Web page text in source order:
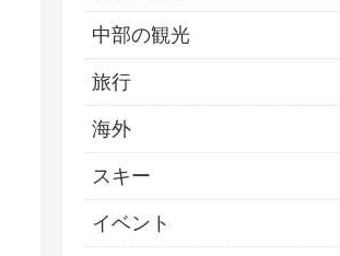
中部の観光
旅行
海外
スキー
イベント